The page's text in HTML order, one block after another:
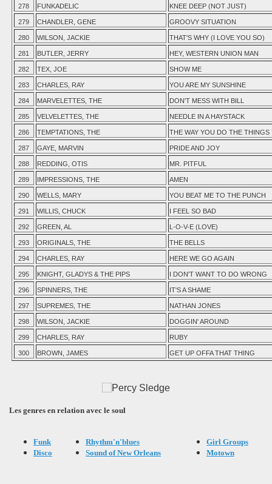
278 FUNKADELIC KNEE DEEP (NOT JUST)
279 CHANDLER, GENE GROOVY SITUATION
280 WILSON, JACKIE THAT'S WHY (I LOVE YOU SO)
281 BUTLER, JERRY HEY, WESTERN UNION MAN
282 TEX, JOE SHOW ME
283 CHARLES, RAY YOU ARE MY SUNSHINE
284 MARVELETTES, THE DON'T MESS WITH BILL
285 VELVELETTES, THE NEEDLE IN A HAYSTACK
286 TEMPTATIONS, THE THE WAY YOU DO THE THINGS
287 GAYE, MARVIN PRIDE AND JOY
288 REDDING, OTIS MR. PITFUL
289 IMPRESSIONS, THE AMEN
290 WELLS, MARY YOU BEAT ME TO THE PUNCH
291 WILLIS, CHUCK I FEEL SO BAD
292 GREEN, AL L-O-V-E (LOVE)
293 ORIGINALS, THE THE BELLS
294 CHARLES, RAY HERE WE GO AGAIN
295 KNIGHT, GLADYS & THE PIPS I DON'T WANT TO DO WRONG
296 SPINNERS, THE IT'S A SHAME
297 SUPREMES, THE NATHAN JONES
298 WILSON, JACKIE DOGGIN' AROUND
299 CHARLES, RAY RUBY
300 BROWN, JAMES GET UP OFFA THAT THING
Les genres en relation avec le soul
Funk
Disco
Rhythm'n'blues
Sound of New Orleans
Girl Groups
Motown